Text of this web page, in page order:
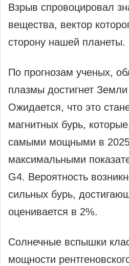
Взрыв спровоцировал
вещества, вектор
сторону нашей планеты.
По прогнозам ученых,
плазмы достигнет
Ожидается, что это
магнитных бурь,
самыми мощными в 2025
максимальными
G4. Вероятность
сильных бурь,
оценивается в 2%.
Солнечные вспышки
мощности